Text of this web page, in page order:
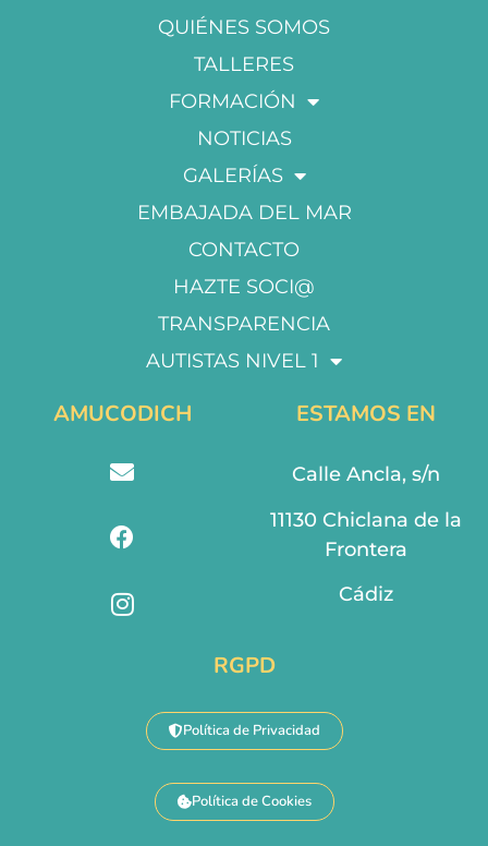
QUIÉNES SOMOS
TALLERES
FORMACIÓN
NOTICIAS
GALERÍAS
EMBAJADA DEL MAR
CONTACTO
HAZTE SOCI@
TRANSPARENCIA
AUTISTAS NIVEL 1
AMUCODICH ESTAMOS EN
Calle Ancla, s/n
11130 Chiclana de la
Frontera
Cádiz
RGPD
Política de Privacidad
Política de Cookies